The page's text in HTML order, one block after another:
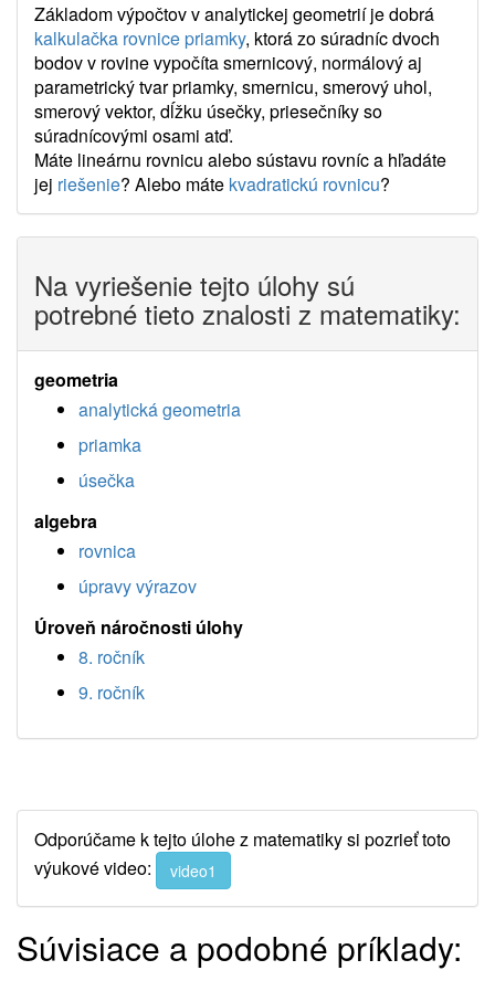
Základom výpočtov v analytickej geometrií je dobrá
kalkulačka rovnice priamky, ktorá zo súradníc dvoch
bodov v rovine vypočíta smernicový, normálový aj
parametrický tvar priamky, smernicu, smerový uhol,
smerový vektor, dĺžku úsečky, priesečníky so
súradnícovými osami atď.
Máte lineárnu rovnicu alebo sústavu rovníc a hľadáte
jej riešenie? Alebo máte kvadratickú rovnicu?
Na vyriešenie tejto úlohy sú
potrebné tieto znalosti z matematiky:
geometria
analytická geometria
priamka
úsečka
algebra
rovnica
úpravy výrazov
Úroveň náročnosti úlohy
8. ročník
9. ročník
Odporúčame k tejto úlohe z matematiky si pozrieť toto
výukové video:
video1
Súvisiace a podobné príklady: